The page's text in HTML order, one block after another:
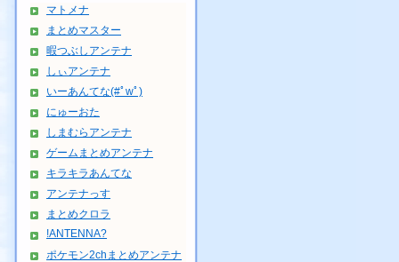
マトメナ
まとめマスター
暇つぶしアンテナ
しぃアンテナ
いーあんてな(#ﾟwﾟ)
にゅーおた
しまむらアンテナ
ゲームまとめアンテナ
キラキラあんてな
アンテナっす
まとめクロラ
!ANTENNA?
ポケモン2chまとめアンテナ